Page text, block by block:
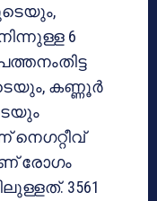
6
കണ്ണൂര്‍
രോഗം
3561